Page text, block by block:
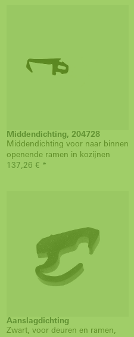
Middendichting, 204728
Middendichting voor naar binnen
openende ramen in kozijnen
137,26 € *
Aanslagdichting
Zwart, voor deuren en ramen,